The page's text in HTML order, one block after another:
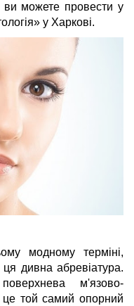
ви можете провести у
у Харкові.
модному терміні,
дивна абревіатура.
м'язово-
це той самий опорний